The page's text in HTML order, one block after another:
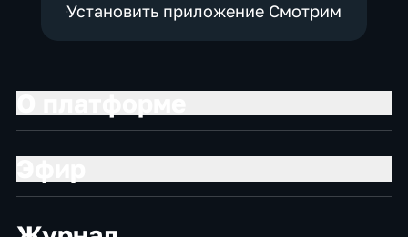
Установить приложение Смотрим